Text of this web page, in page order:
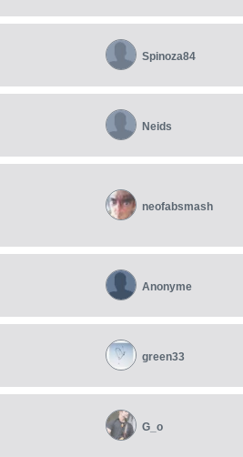
Spinoza84
Neids
neofabsmash
Anonyme
green33
G_o